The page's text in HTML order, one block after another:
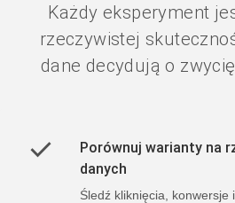
Każdy eksperyment
rzeczywistej
dane decydują o
Porównuj warianty na
danych
Śledź kliknięcia, konwersje